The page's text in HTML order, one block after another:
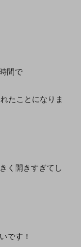
間で
たことになりま
く開きすぎてし
です！